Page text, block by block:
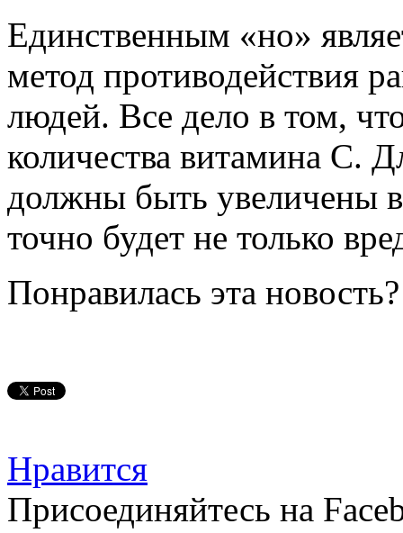
Единственным «но»
метод противодействия
людей. Все дело в том,
количества витамина С.
должны быть увеличены в
точно будет не только
Понравилась эта
Нравится
Присоединяйтесь на